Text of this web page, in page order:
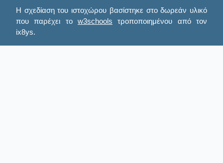
Η σχεδίαση του ιστοχώρου βασίστηκε στο δωρεάν υλικό
που παρέχει το w3schools τροποποιημένου από τον
ix8ys.